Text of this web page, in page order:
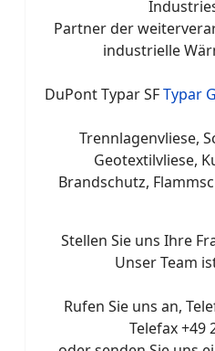
Partner der
industrielle
DuPont Typar SFTypar
Trennlagenvliese,
Geotextilvliese,
Brandschutz,
Stellen Sie uns Ihre
Unser Team
Rufen Sie uns an,
Telefax +49